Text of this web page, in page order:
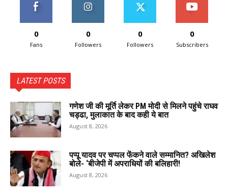
0
Fans
0
Followers
0
Followers
0
Subscribers
LATEST POSTS
गणेश जी की मूर्ति लेकर PM मोदी से मिलने पहुंचे राघव
चड्ढा, मुलाकात के बाद कही ये बात
August 8, 2026
पप्पू यादव पर चप्पल फेंकने वाले सम्मानित? अखिलेश
बोले- ‘बीजेपी में अपराधियों की बलिहारी!
August 8, 2026